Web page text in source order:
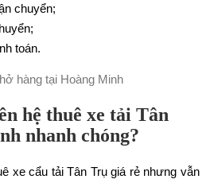
chuyển;
toán.
hệ thuê xe tải Tân
nhanh chóng?
xe cẩu tải Tân Trụ giá rẻ nhưng vẫn